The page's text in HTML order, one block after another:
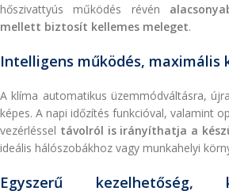
hőszivattyús működés révén
mellett biztosít kellemes meleget.
Intelligens működés, maximális
A klíma automatikus üzemmódváltásra,
képes. A napi időzítés funkcióval, valamint
vezérléssel távolról is irányíthatja a
ideális hálószobákhoz vagy munkahelyi
Egyszerű kezelhetőség,